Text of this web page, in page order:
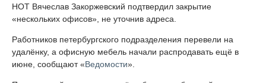
НОТ Вячеслав Закоржевский подтвердил закрытие
«нескольких офисов», не уточнив адреса.
Работников петербургского подразделения перевели на
удалёнку, а офисную мебель начали распродавать ещё в
июне, сообщают «Ведомости».